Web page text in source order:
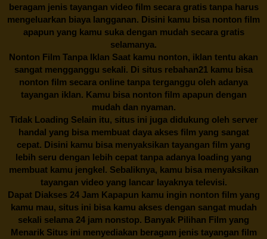
beragam jenis tayangan video film secara gratis tanpa harus
mengeluarkan biaya langganan. Disini kamu bisa nonton film
apapun yang kamu suka dengan mudah secara gratis
selamanya.
Nonton Film Tanpa Iklan Saat kamu nonton, iklan tentu akan
sangat mengganggu sekali. Di situs rebahan21 kamu bisa
nonton film secara online tanpa terganggu oleh adanya
tayangan iklan. Kamu bisa nonton film apapun dengan
mudah dan nyaman.
Tidak Loading Selain itu, situs ini juga didukung oleh server
handal yang bisa membuat daya akses film yang sangat
cepat. Disini kamu bisa menyaksikan tayangan film yang
lebih seru dengan lebih cepat tanpa adanya loading yang
membuat kamu jengkel. Sebaliknya, kamu bisa menyaksikan
tayangan video yang lancar layaknya televisi.
Dapat Diakses 24 Jam Kapapun kamu ingin nonton film yang
kamu mau, situs ini bisa kamu akses dengan sangat mudah
sekali selama 24 jam nonstop. Banyak Pilihan Film yang
Menarik Situs ini menyediakan beragam jenis tayangan film